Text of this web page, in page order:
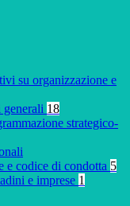
su organizzazione e
18
strategico-
e codice di condotta 5
e imprese 1